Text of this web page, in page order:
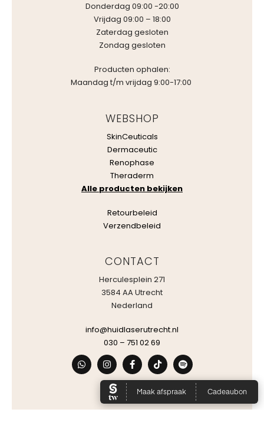
Donderdag 09:00 -20:00
Vrijdag 09:00 – 18:00
Zaterdag gesloten
Zondag gesloten
Producten ophalen:
Maandag t/m vrijdag 9:00-17:00
WEBSHOP
SkinCeuticals
Dermaceutic
Renophase
Theraderm
Alle producten bekijken
Retourbeleid
Verzendbeleid
CONTACT
Herculesplein 271
3584 AA Utrecht
Nederland
info@huidlaserutrecht.nl
030 – 751 02 69